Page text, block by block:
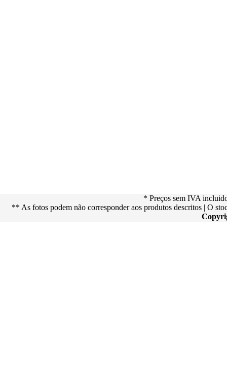
* Preços sem IVA
** As fotos podem não corresponder aos produtos descritos | O